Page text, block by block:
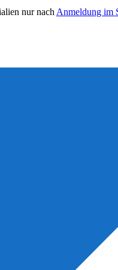
nur nach Anmeldung im